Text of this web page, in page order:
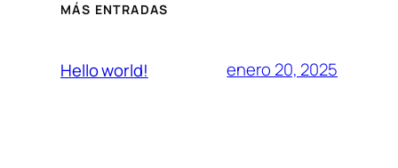
MÁS ENTRADAS
Hello world! enero 20, 2025